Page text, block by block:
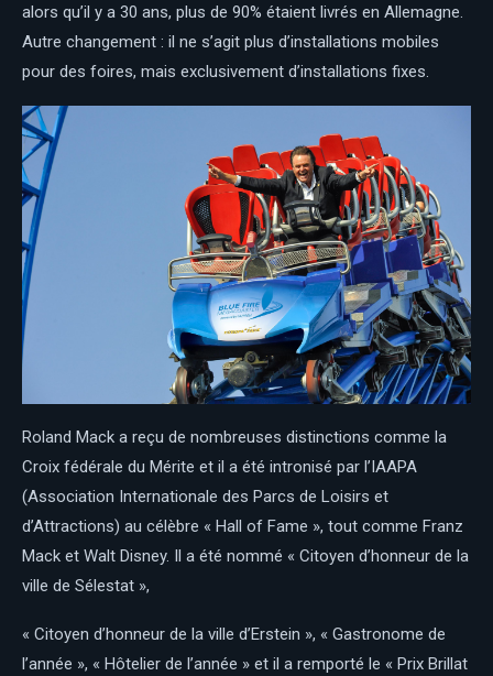
alors qu’il y a 30 ans, plus de 90% étaient livrés en Allemagne.
Autre changement : il ne s’agit plus d’installations mobiles
pour des foires, mais exclusivement d’installations fixes.
Roland Mack a reçu de nombreuses distinctions comme la
Croix fédérale du Mérite et il a été intronisé par l’IAAPA
(Association Internationale des Parcs de Loisirs et
d’Attractions) au célèbre « Hall of Fame », tout comme Franz
Mack et Walt Disney. Il a été nommé « Citoyen d’honneur de la
ville de Sélestat »,
« Citoyen d’honneur de la ville d’Erstein », « Gastronome de
l’année », « Hôtelier de l’année » et il a remporté le « Prix Brillat